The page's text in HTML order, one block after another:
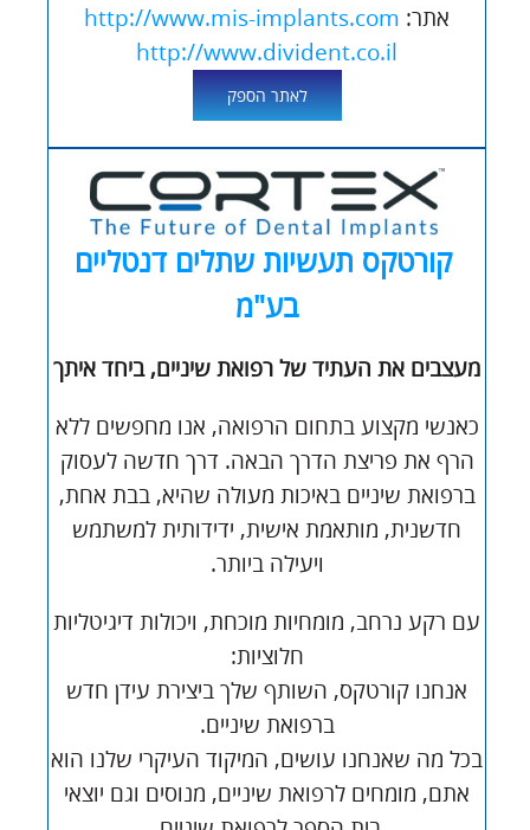
אתר: http://www.mis-implants.com
http://www.divident.co.il
לאתר הספק
קורטקס תעשיות שתלים דנטליים
בע"מ
מעצבים את העתידשלרפואתשיניים,ביחדאיתך
כאנשי מקצוע בתחום הרפואה, אנו מחפשים ללא
הרף את פריצת הדרך הבאה. דרך חדשה לעסוק
ברפואת שיניים באיכות מעולה שהיא, בבת אחת,
חדשנית, מותאמת אישית, ידידותית למשתמש
ויעילה ביותר.
עם רקע נרחב, מומחיות מוכחת, ויכולות דיגיטליות
חלוציות:
אנחנו קורטקס, השותף שלך ביצירת עידן חדש
ברפואת שיניים.
בכל מה שאנחנו עושים, המיקוד העיקרי שלנו הוא
אתם, מומחים לרפואת שיניים, מנוסים וגם יוצאי